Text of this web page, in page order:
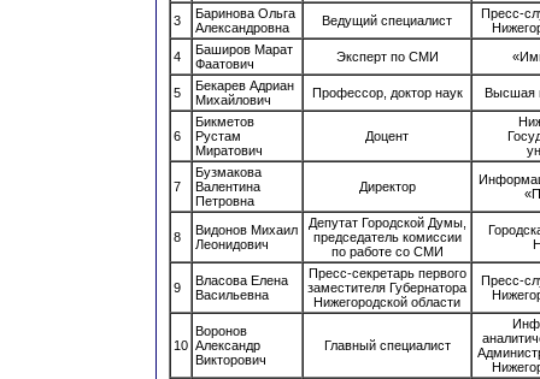
3
Баринова Ольга
Александровна
Ведущий специалист
Пресс-
4
Баширов Марат
Фаатович
Эксперт по СМИ
5
Бекарев Адриан
Михайлович
Профессор, доктор наук Высшая
6
Бикметов
Рустам
Миратович
Доцент
7
Бузмакова
Валентина
Петровна
Директор
8
Видонов Михаил
Леонидович
Депутат Городской Думы,
председатель комиссии
по работе со СМИ
9
Власова Елена
Васильевна
Пресс-секретарь первого
заместителя Губернатора
Нижегородской области
Пресс-
10
Воронов
Александр
Викторович
Главный специалист